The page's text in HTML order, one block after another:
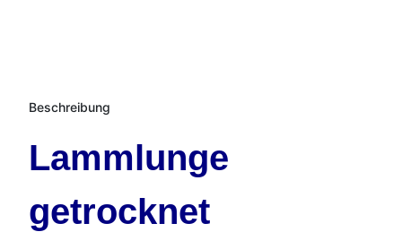
Beschreibung
Lammlunge
getrocknet